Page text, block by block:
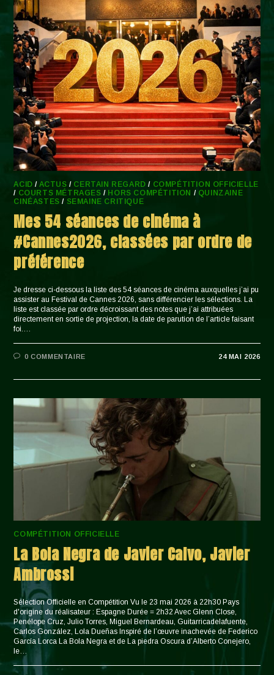
ACID / ACTUS / CERTAIN REGARD / COMPÉTITION OFFICIELLE
/ COURTS MÉTRAGES / HORS COMPÉTITION / QUINZAINE
CINÉASTES / SEMAINE CRITIQUE
Mes 54 séances de cinéma à
#Cannes2026, classées par ordre de
préférence
Je dresse ci-dessous la liste des 54 séances de cinéma auxquelles j’ai pu
assister au Festival de Cannes 2026, sans différencier les sélections. La
liste est classée par ordre décroissant des notes que j’ai attribuées
directement en sortie de projection, la date de parution de l’article faisant
foi.…
0 COMMENTAIRE 24 MAI 2026
COMPÉTITION OFFICIELLE
La Bola Negra de Javier Calvo, Javier
Ambrossi
Sélection Officielle en Compétition Vu le 23 mai 2026 à 22h30 Pays
d'origine du réalisateur : Espagne Durée = 2h32 Avec Glenn Close,
Penélope Cruz, Julio Torres, Miguel Bernardeau, Guitarricadelafuente,
Carlos González, Lola Dueñas Inspiré de l’œuvre inachevée de Federico
García Lorca La Bola Negra et de La piedra Oscura d’Alberto Conejero,
le…